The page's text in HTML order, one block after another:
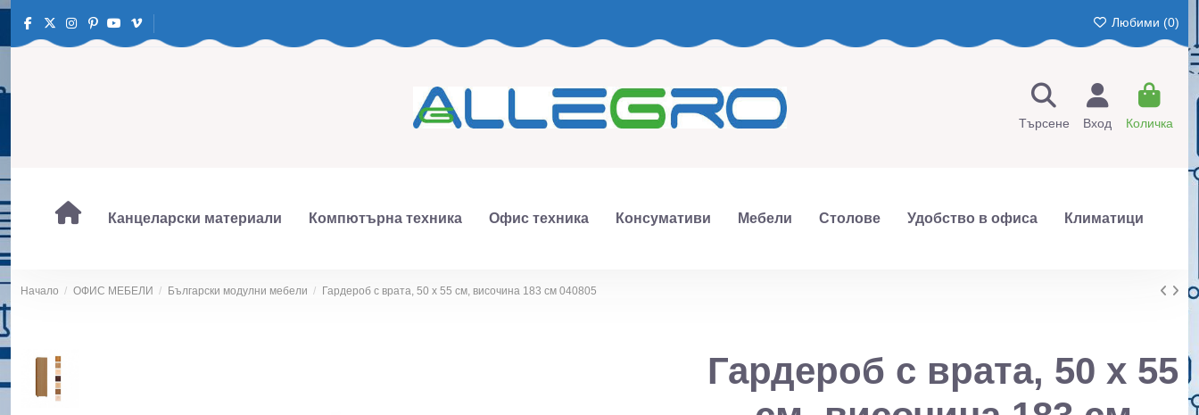
Любими (0)
Търсене Вход Количка
Канцеларски материали Компютърна техника Офис техника Консумативи Мебели Столове Удобство в офиса Климатици
Начало ОФИС МЕБЕЛИ Български модулни мебели Гардероб с врата, 50 х 55 см, височина 183 см 040805
Гардероб с врата, 50 х 55